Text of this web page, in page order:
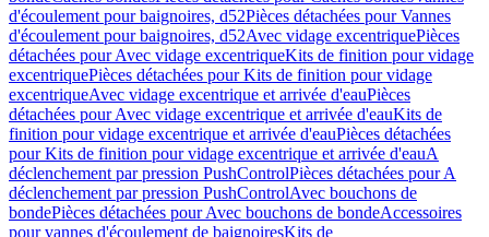
d'écoulement pour baignoires, d52Pièces détachées pour Vannes
d'écoulement pour baignoires, d52Avec vidage excentriquePièces
détachées pour Avec vidage excentriqueKits de finition pour vidage
excentriquePièces détachées pour Kits de finition pour vidage
excentriqueAvec vidage excentrique et arrivée d'eauPièces
détachées pour Avec vidage excentrique et arrivée d'eauKits de
finition pour vidage excentrique et arrivée d'eauPièces détachées
pour Kits de finition pour vidage excentrique et arrivée d'eauA
déclenchement par pression PushControlPièces détachées pour A
déclenchement par pression PushControlAvec bouchons de
bondePièces détachées pour Avec bouchons de bondeAccessoires
pour vannes d'écoulement de baignoiresKits de